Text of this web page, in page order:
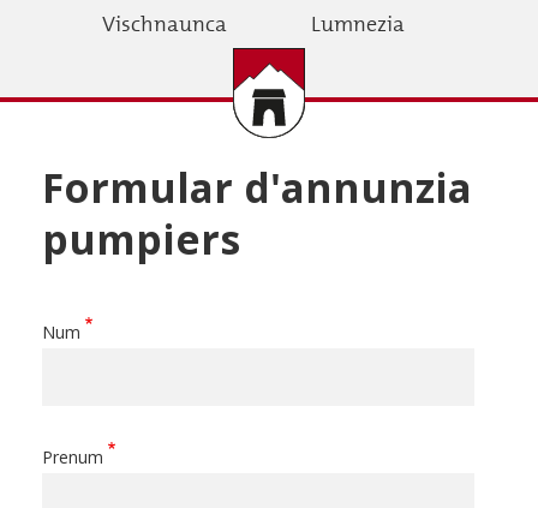
Vischnaunca Lumnezia
Formular d'annunzia
pumpiers
Num
Prenum